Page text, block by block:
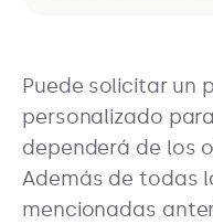
Puede solicitar un
personalizado
dependerá de los
Además de todas
mencionadas